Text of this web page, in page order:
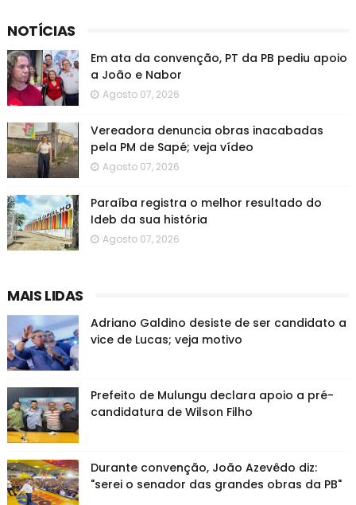
NOTÍCIAS
Em ata da convenção, PT da PB pediu apoio
a João e Nabor
Agosto 07, 2026
Vereadora denuncia obras inacabadas
pela PM de Sapé; veja vídeo
Agosto 07, 2026
Paraíba registra o melhor resultado do
Ideb da sua história
Agosto 07, 2026
MAIS LIDAS
Adriano Galdino desiste de ser candidato a
vice de Lucas; veja motivo
Prefeito de Mulungu declara apoio a pré-
candidatura de Wilson Filho
Durante convenção, João Azevêdo diz:
"serei o senador das grandes obras da PB"